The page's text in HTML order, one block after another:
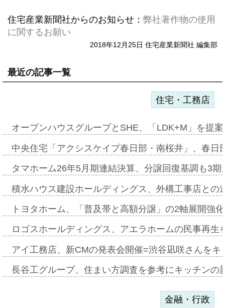
住宅産業新聞社からのお知らせ： 弊社著作物の使用
に関するお願い
2018年12月25日 住宅産業新聞社 編集部
最近の記事一覧
住宅・工務店
オープンハウスグループとSHE、「LDK+M」を提
中央住宅「アクシスケイプ春日部・南桜井」、春
タマホーム26年5月期連結決算、分譲回復基調も3
積水ハウス建設ホールディングス、外構工事店と
トヨタホーム、「普及帯と高額分譲」の2軸展開強
ロゴスホールディングス、アエラホームの民事再
アイ工務店、新CMの発表会開催=渋谷凪咲さんを
長谷工グループ、住まい方調査を参考にキッチン
金融・行政